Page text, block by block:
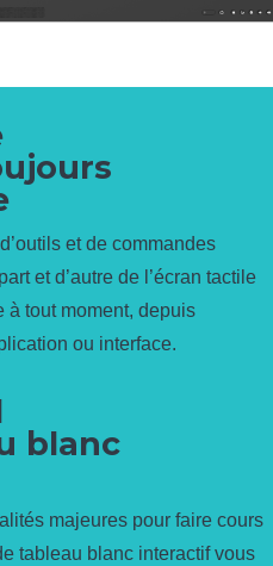
d’outils et de commandes
et d’autre de l’écran tactile
à tout moment, depuis
ou interface.
blanc
majeures pour faire cours
tableau blanc interactif vous